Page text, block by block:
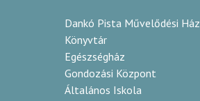
Dankó Pista Művelődési Ház
Könyvtár
Egészségház
Gondozási Központ
Általános Iskola